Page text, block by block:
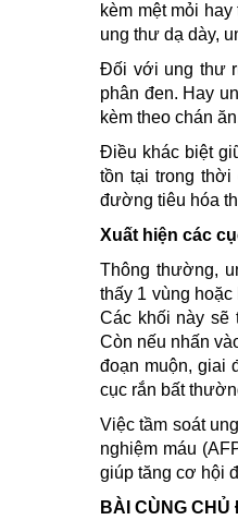
kèm mệt mỏi
ung thư dạ dày,
Đối với ung thư
phân đen. Hay
kèm theo chán
Điều khác biệt
tồn tại trong thời
đường tiêu hóa
Xuất hiện các
Thông thường,
thấy 1 vùng
Các khối này sẽ
Còn nếu nhấn
đoạn muộn, giai
cục rắn bất
Việc tầm soát
nghiệm máu
giúp tăng cơ hội
BÀI CÙNG CHỦ